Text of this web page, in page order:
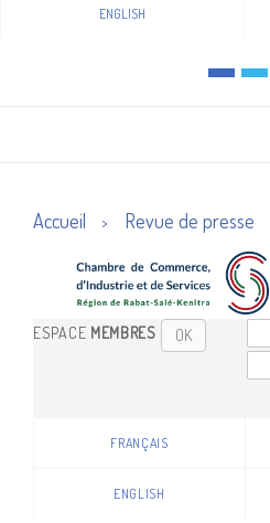
ENGLISH
Accueil > Revue de presse
ESPACE MEMBRES OK
FRANÇAIS
ENGLISH